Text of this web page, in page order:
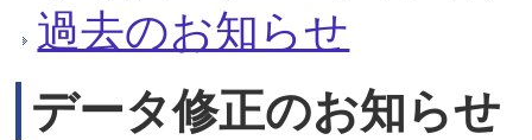
過去のお知らせ
データ修正のお知らせ